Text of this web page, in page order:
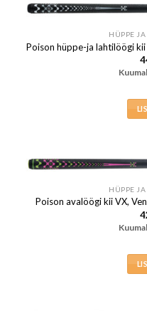
HÜPPE
Poison hüppe-ja lahtilöögi
HÜPPE
Poison avalöögi kii VX,